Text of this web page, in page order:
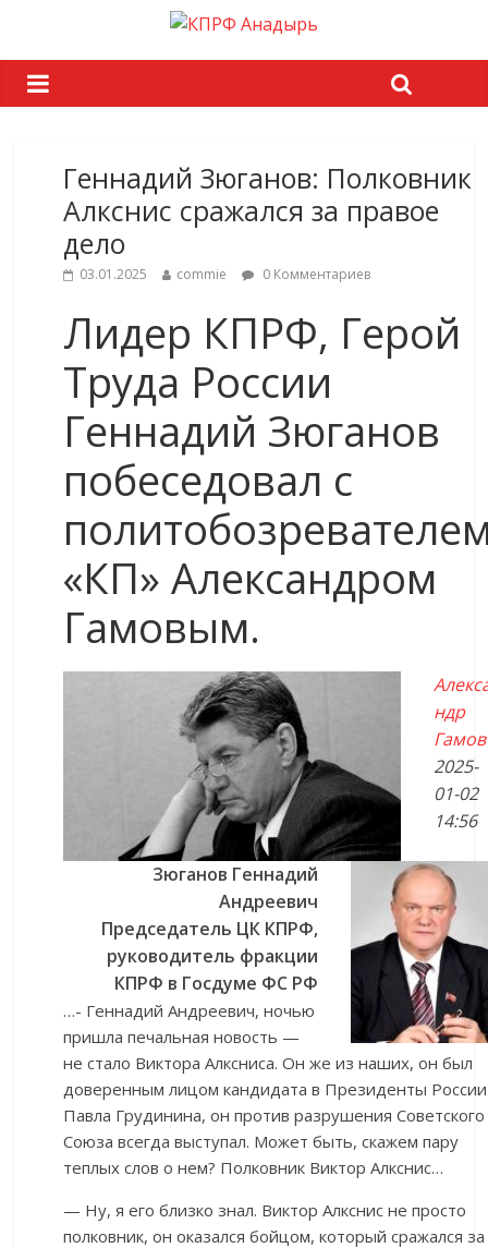
Геннадий Зюганов: Полковник
Алкснис сражался за правое
дело
03.01.2025 commie 0 Комментариев
Лидер КПРФ, Герой
Труда России
Геннадий Зюганов
побеседовал с
«КП» Александром
Гамовым.
ндр
Гамов
2025-
01-02
14:56
Зюганов Геннадий
Андреевич
Председатель ЦК КПРФ,
руководитель фракции
КПРФ в Госдуме ФС РФ
…- Геннадий Андреевич, ночью
пришла печальная новость —
не стало Виктора Алксниса. Он же из наших, он был
доверенным лицом кандидата в Президенты России
Павла Грудинина, он против разрушения Советского
Союза всегда выступал. Может быть, скажем пару
теплых слов о нем? Полковник Виктор Алкснис…
— Ну, я его близко знал. Виктор Алкснис не просто
полковник, он оказался бойцом, который сражался за